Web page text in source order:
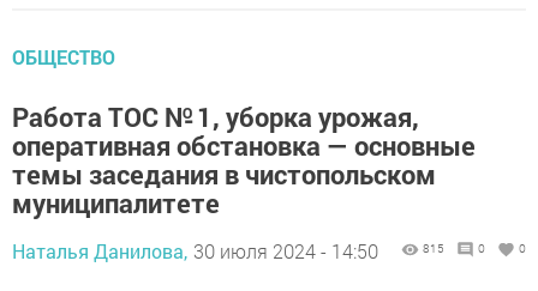
ОБЩЕСТВО
Работа ТОС № 1, уборка урожая,
оперативная обстановка — основные
темы заседания в чистопольском
муниципалитете
Наталья Данилова, 30 июля 2024 - 14:50 815 0 0